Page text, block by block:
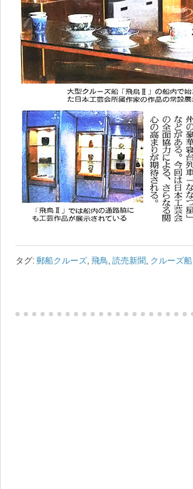
タグ:郵船クルーズ ,飛鳥 ,読売新聞 クルーズ船